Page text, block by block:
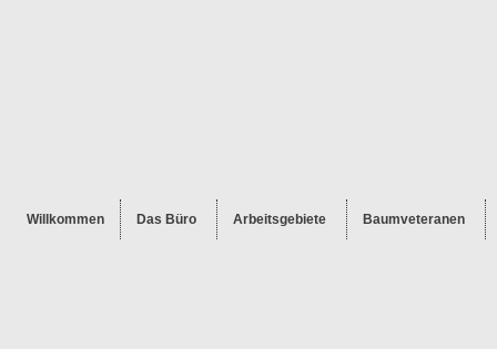
Willkommen Das Büro Arbeitsgebiete Baumveteranen